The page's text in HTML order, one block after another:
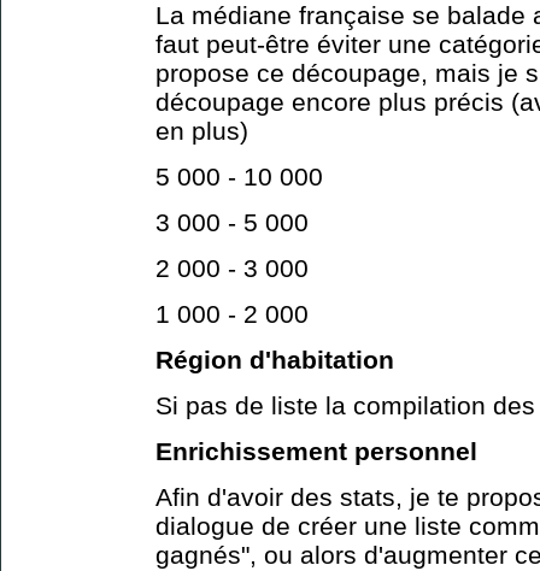
La médiane française se balade
faut peut-être éviter une
propose ce découpage, mais je
découpage encore plus précis
en plus)
5 000 - 10 000
3 000 - 5 000
2 000 - 3 000
1 000 - 2 000
Région d'habitation
Si pas de liste la compilation
Enrichissement personnel
Afin d'avoir des stats, je te
dialogue de créer une liste
gagnés", ou alors d'augmenter